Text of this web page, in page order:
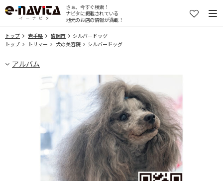
さぁ、今すぐ検索！
ナビタに掲載されている
地元のお店の情報が満載！
トップ 岩手県 盛岡市
シルバードッグ
トップ
トリマー 犬の美容院 シルバードッグ
アルバム